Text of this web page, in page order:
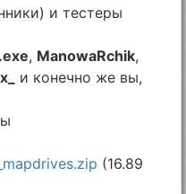
и тестеры
, ManowaRchik,
и конечно же вы,
(16.89